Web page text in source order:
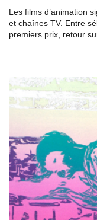
Les films d’animation
et chaînes TV. Entre
premiers prix, retour